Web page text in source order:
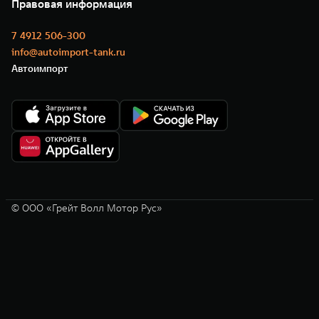
Моторные масла
Правовая информация
7 4912 506-300
info@autoimport-tank.ru
Автоимпорт
© ООО «Грейт Волл Мотор Рус»